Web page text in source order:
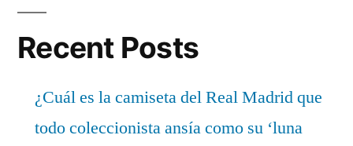
Recent Posts
¿Cuál es la camiseta del Real Madrid que
todo coleccionista ansía como su ‘luna